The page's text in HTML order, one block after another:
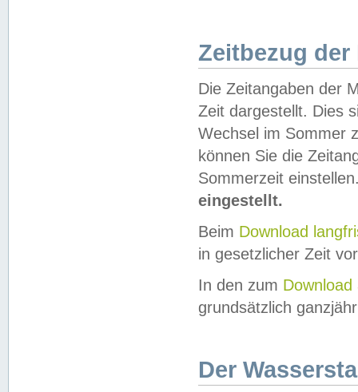
Zeitbezug der
Die Zeitangaben der
Zeit dargestellt. Dies
Wechsel im Sommer
können Sie die
Sommerzeit
eingestellt.
Beim Download
in gesetzlicher Zeit
In den zum Download
grundsätzlich
Der